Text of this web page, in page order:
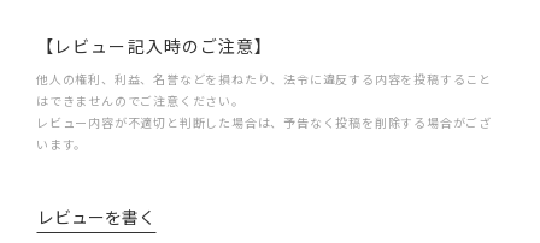
【レビュー記入時のご注意】
他人の権利、利益、名誉などを損ねたり、法令に違反する内容を投稿すること
はできませんのでご注意ください。
レビュー内容が不適切と判断した場合は、予告なく投稿を削除する場合がござ
います。
レビューを書く